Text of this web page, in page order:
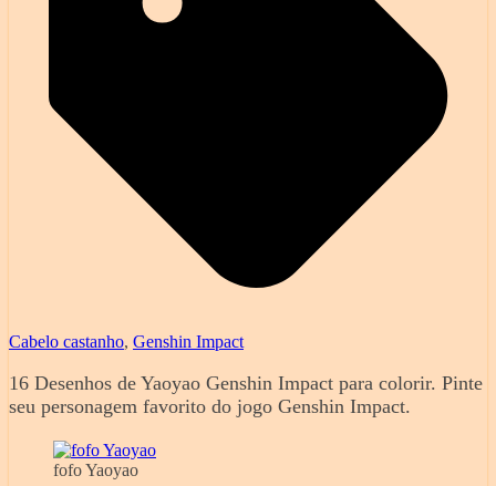
Cabelo castanho, Genshin Impact
16 Desenhos de Yaoyao Genshin Impact para colorir. Pinte
seu personagem favorito do jogo Genshin Impact.
fofo Yaoyao